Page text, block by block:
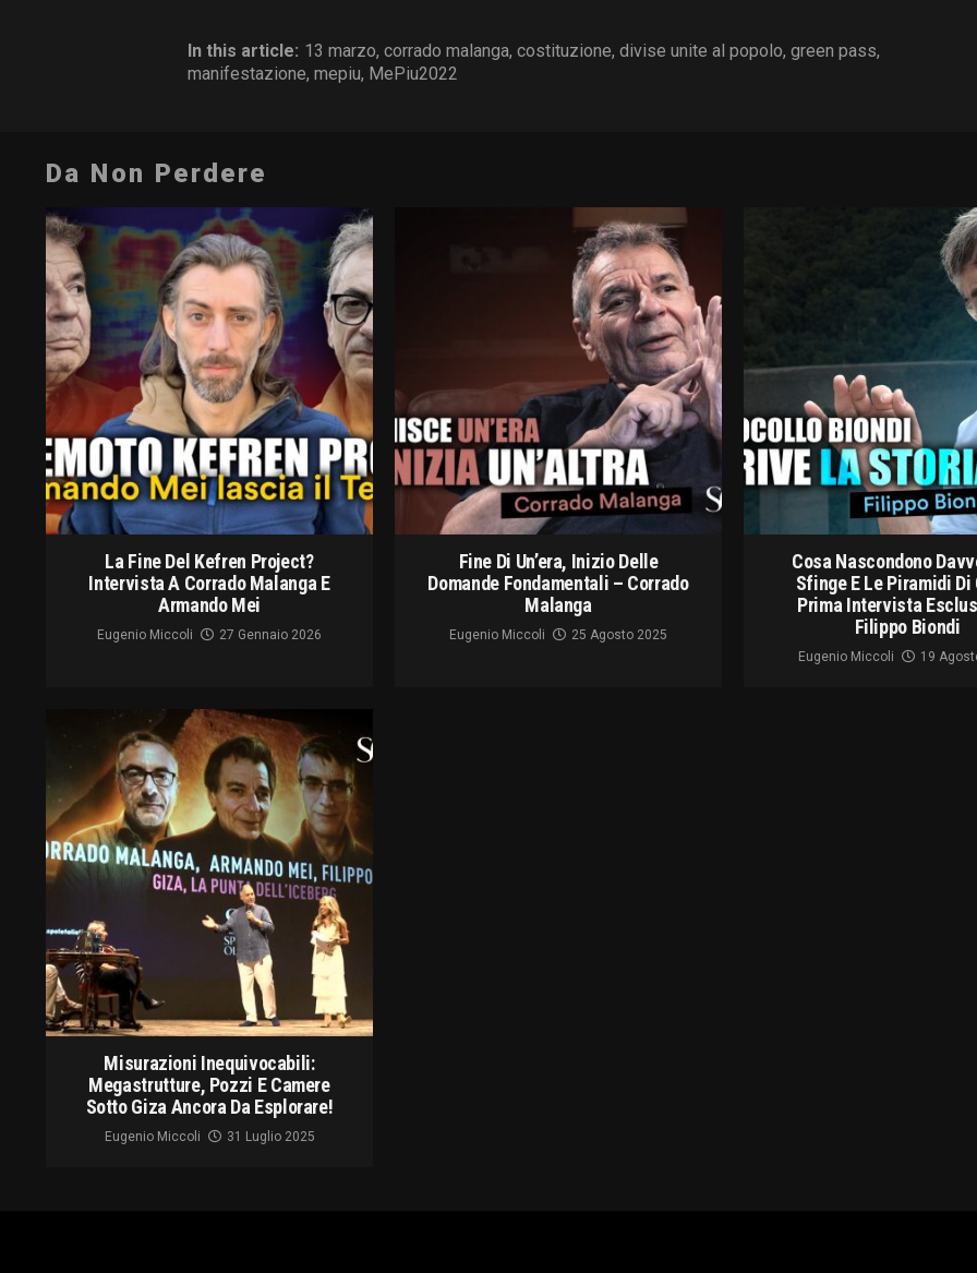
In this article: 13 marzo, corrado malanga, costituzione, divise unite al popolo, green pass,
manifestazione, mepiu, MePiu2022
Da Non Perdere
La Fine Del Kefren Project?
Intervista A Corrado Malanga E
Armando Mei
Eugenio Miccoli 27 Gennaio 2026
Fine Di Un’era, Inizio Delle
Domande Fondamentali – Corrado
Malanga
Eugenio Miccoli 25 Agosto 2025
Cosa Nascondono
Sfinge E Le Piramidi Di
Prima Intervista
Filippo Biondi
Eugenio Miccoli 19
Misurazioni Inequivocabili:
Megastrutture, Pozzi E Camere
Sotto Giza Ancora Da Esplorare!
Eugenio Miccoli 31 Luglio 2025